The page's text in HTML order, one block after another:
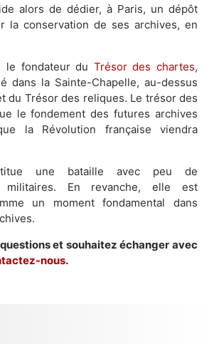
alors de dédier, à Paris, un dépôt
la conservation de ses archives, en
le fondateur du Trésor des chartes,
dans la Sainte-Chapelle, au-dessus
du Trésor des reliques. Le trésor des
le fondement des futures archives
la Révolution française viendra
une bataille avec peu de
militaires. En revanche, elle est
un moment fondamental dans
et souhaitez échanger avec
nous.